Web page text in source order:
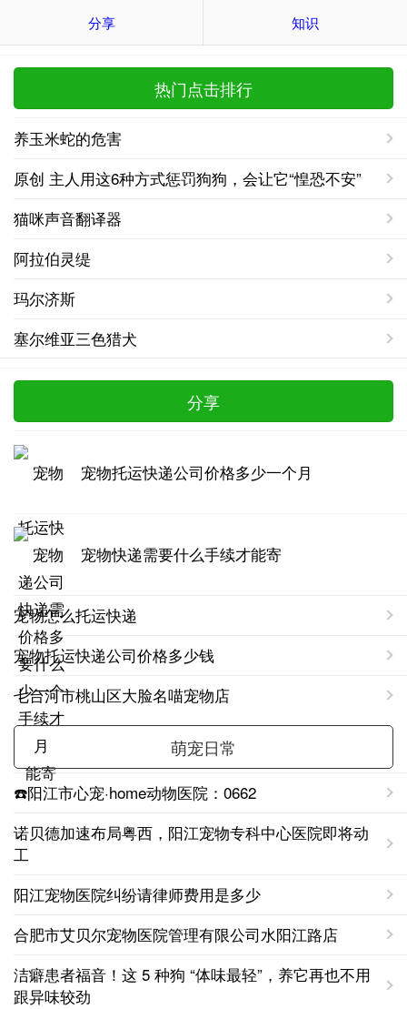
分享 知识
热门点击排行
养玉米蛇的危害
原创 主人用这6种方式惩罚狗狗，会让它“惶恐不安”
猫咪声音翻译器
阿拉伯灵缇
玛尔济斯
塞尔维亚三色猎犬
分享
宠物托运快递公司价格多少一个月
宠物快递需要什么手续才能寄
宠物怎么托运快递
宠物托运快递公司价格多少钱
七台河市桃山区大脸名喵宠物店
萌宠日常
☎️阳江市心宠·home动物医院：0662
诺贝德加速布局粤西，阳江宠物专科中心医院即将动
工
阳江宠物医院纠纷请律师费用是多少
合肥市艾贝尔宠物医院管理有限公司水阳江路店
洁癖患者福音！这 5 种狗 “体味最轻”，养它再也不用
跟异味较劲